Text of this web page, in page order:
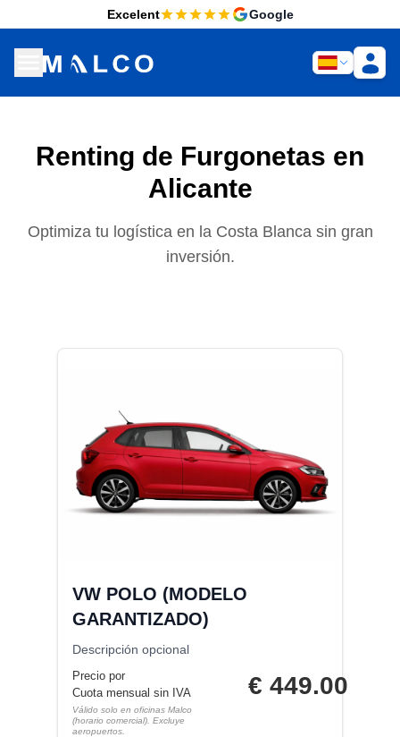
Excelent Google
Renting de Furgonetas en
Alicante
Optimiza tu logística en la Costa Blanca sin gran
inversión.
VW POLO (MODELO
GARANTIZADO)
Descripción opcional
Precio por
Cuota mensual sin IVA
Válido solo en oficinas Malco
(horario comercial). Excluye
aeropuertos.
€ 449.00